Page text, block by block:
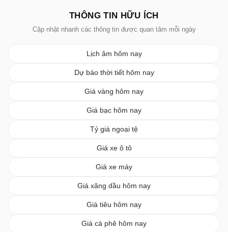
THÔNG TIN HỮU ÍCH
Cập nhật nhanh các thông tin được quan tâm mỗi ngày
Lịch âm hôm nay
Dự báo thời tiết hôm nay
Giá vàng hôm nay
Giá bạc hôm nay
Tỷ giá ngoại tệ
Giá xe ô tô
Giá xe máy
Giá xăng dầu hôm nay
Giá tiêu hôm nay
Giá cà phê hôm nay